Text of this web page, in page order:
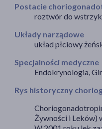
Postacie
roztwór do
Układy narządowe
układ płciowy
Specjalności medyczne
Endokrynologia,
Rys historyczny
Żywności i Leków)